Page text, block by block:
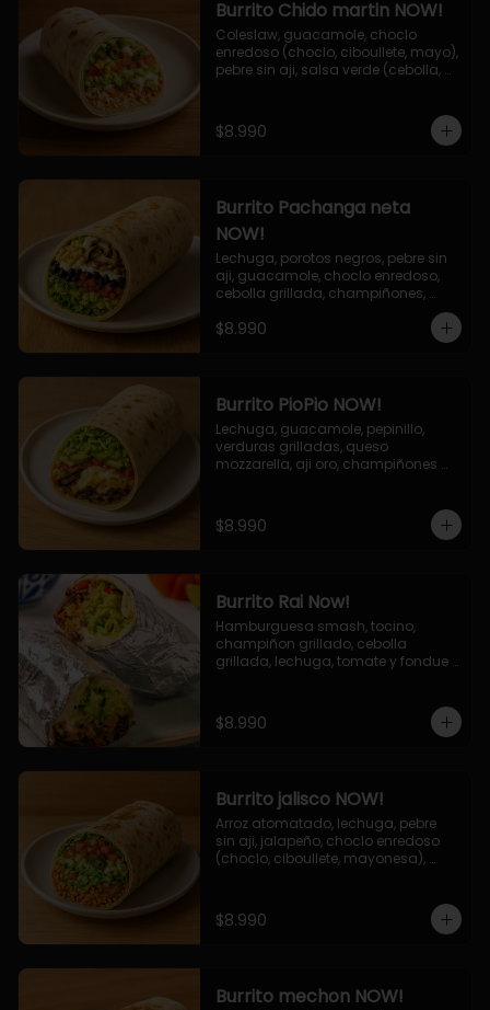
Burrito Chido martin NOW!
Coleslaw, guacamole, choclo
enredoso (choclo, ciboullete, mayo),
pebre sin aji, salsa verde (cebolla,
$8.990
Burrito Pachanga neta
NOW!
Lechuga, porotos negros, pebre sin
aji, guacamole, choclo enredoso,
cebolla grillada, champiñones,
$8.990
Burrito PioPio NOW!
Lechuga, guacamole, pepinillo,
verduras grilladas, queso
mozzarella, aji oro, champiñones
$8.990
Burrito Rai Now!
Hamburguesa smash, tocino,
champiñon grillado, cebolla
grillada, lechuga, tomate y fondue
$8.990
Burrito jalisco NOW!
Arroz atomatado, lechuga, pebre
sin aji, jalapeño, choclo enredoso
(choclo, ciboullete, mayonesa),
$8.990
Burrito mechon NOW!